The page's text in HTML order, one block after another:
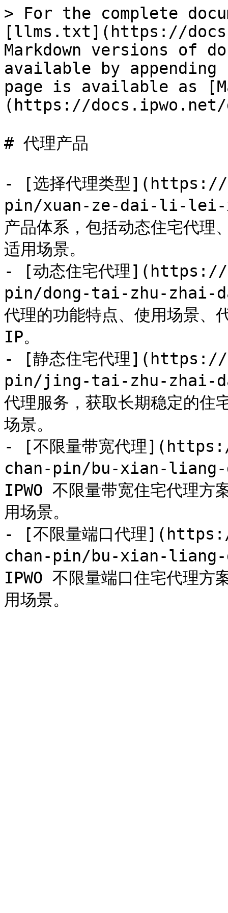
> For the complete
[llms.txt](https://
Markdown versions of
available by
page is available as
(https://
# 代理产品
- [选择代理类型
pin/xuan-ze-dai-li-lei-
产品体系，包括动态住宅代理
适用场景。
- [动态住宅代理
pin/dong-tai-zhu-zhai-
代理的功能特点、使用场景、
IP。
- [静态住宅代理
pin/jing-tai-zhu-zhai-
代理服务，获取长期稳定的
场景。
- [不限量带宽代理
chan-pin/bu-xian-
IPWO 不限量带宽住宅代理方
用场景。
- [不限量端口代理
chan-pin/bu-xian-
IPWO 不限量端口住宅代理方